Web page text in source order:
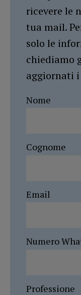
ricevere le
tua mail.
solo le
chiediamo
aggiornati
Nome
Cognome
Email
Numero
Professione